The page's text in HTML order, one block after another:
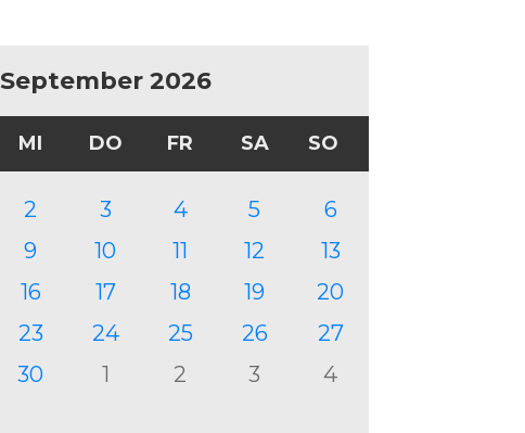
September 2026
MI DO FR SA SO
2 3 4 5
6
9 10 11 12
13
16 17 18 19
20
23 24 25 26
27
30 1 2 3 4